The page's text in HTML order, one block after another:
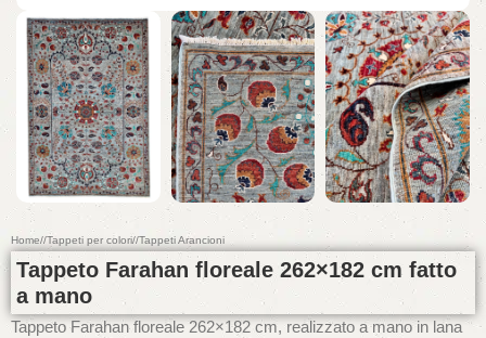
Home/ Tappeti per colori/ Tappeti Arancioni
Tappeto Farahan floreale 262×182 cm fatto
a mano
Tappeto Farahan floreale 262×182 cm, realizzato a mano in lana